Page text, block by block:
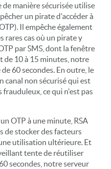
manière sécurisée utilise
un pirate d'accéder à
Il empêche également
rares cas où un pirate y
par SMS, dont la fenêtre
de 10 à 15 minutes, notre
60 secondes. En outre, le
canal non sécurisé qui est
ce qui n'est pas
OTP à une minute, RSA
de stocker des facteurs
utilisation ultérieure. Et
tente de réutiliser
secondes, notre serveur